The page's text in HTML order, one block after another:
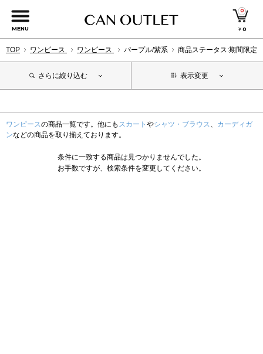
MENU
0
￥0
TOP ワンピース ワンピース パープル/紫系 商品ステータス:期間限定
さらに絞り込む 表示変更
ワンピースの商品一覧です。他にも スカート やシャツ・ブラウス、 カーディガ
ンなどの商品を取り揃えております。
条件に一致する商品は見つかりませんでした。
お手数ですが、検索条件を変更してください。